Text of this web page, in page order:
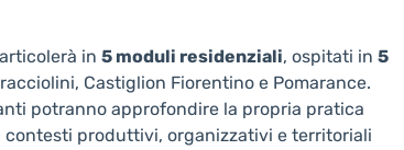
in 5 moduli residenziali, ospitati in 5
Castiglion Fiorentino e Pomarance.
potranno approfondire la propria pratica
produttivi, organizzativi e territoriali